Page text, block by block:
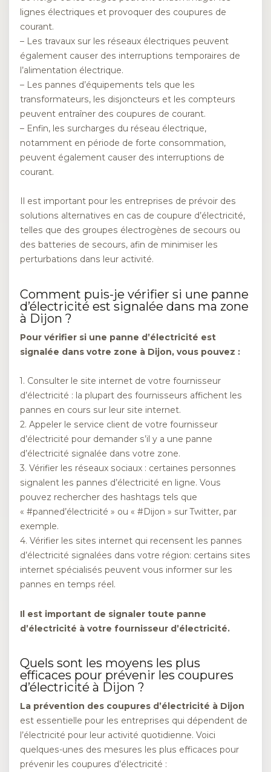
lignes électriques et provoquer des coupures de
courant.
– Les travaux sur les réseaux électriques peuvent
également causer des interruptions temporaires de
l’alimentation électrique.
– Les pannes d’équipements tels que les
transformateurs, les disjoncteurs et les compteurs
peuvent entraîner des coupures de courant.
– Enfin, les surcharges du réseau électrique,
notamment en période de forte consommation,
peuvent également causer des interruptions de
courant.
Il est important pour les entreprises de prévoir des
solutions alternatives en cas de coupure d’électricité,
telles que des groupes électrogènes de secours ou
des batteries de secours, afin de minimiser les
perturbations dans leur activité.
Comment puis-je vérifier si une panne
d’électricité est signalée dans ma zone
à Dijon ?
Pour vérifier si une panne d’électricité est
signalée dans votre zone à Dijon, vous pouvez :
1. Consulter le site internet de votre fournisseur
d’électricité : la plupart des fournisseurs affichent les
pannes en cours sur leur site internet.
2. Appeler le service client de votre fournisseur
d’électricité pour demander s’il y a une panne
d’électricité signalée dans votre zone.
3. Vérifier les réseaux sociaux : certaines personnes
signalent les pannes d’électricité en ligne. Vous
pouvez rechercher des hashtags tels que
« #panned’électricité » ou « #Dijon » sur Twitter, par
exemple.
4. Vérifier les sites internet qui recensent les pannes
d’électricité signalées dans votre région: certains sites
internet spécialisés peuvent vous informer sur les
pannes en temps réel.
Il est important de signaler toute panne
d’électricité à votre fournisseur d’électricité.
Quels sont les moyens les plus
efficaces pour prévenir les coupures
d’électricité à Dijon ?
La prévention des coupures d’électricité à Dijon
est essentielle pour les entreprises qui dépendent de
l’électricité pour leur activité quotidienne. Voici
quelques-unes des mesures les plus efficaces pour
prévenir les coupures d’électricité :